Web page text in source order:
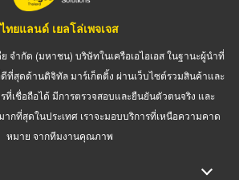
ไทยแลนด์ เยลโล่เพจเจส
จำกัด (มหาชน) บริษัทในเครือเอไอเอส ในฐานะผู้นำที่
สุดด้านดิจิทัล มาร์เก็ตติ้ง ผ่านเว็บไซต์รวมสินค้าและ
ที่เชื่อถือได้ มีการตรวจสอบและยืนยันตัวตนจริง และ
กที่สุดในประเทศ เราจะมอบบริการที่เหนือความคาด
หมาย จากทีมงานคุณภาพ